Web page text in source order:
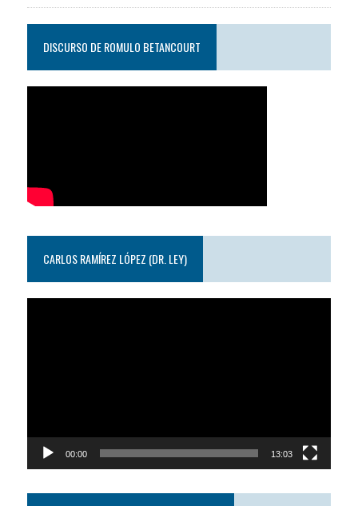
DISCURSO DE ROMULO BETANCOURT
CARLOS RAMÍREZ LÓPEZ (DR. LEY)
00:00 13:03